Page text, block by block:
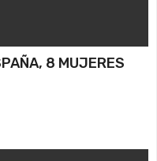
8 MUJERES